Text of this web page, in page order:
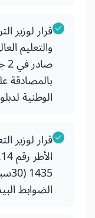
قرار لوزير
بالمصادقة
الوطنية
قرار لوزير
الضوابط